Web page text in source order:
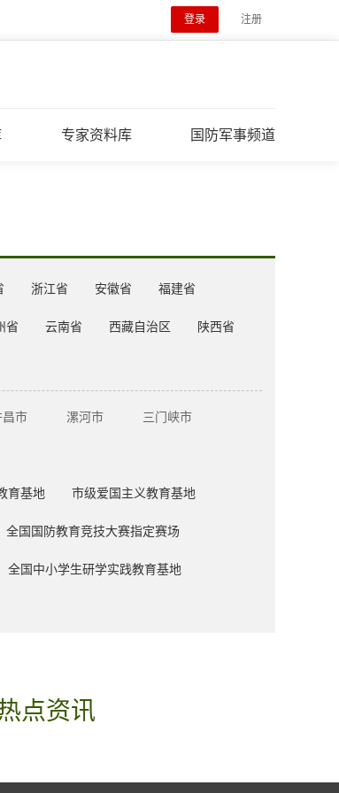
登录 注册
专家资料库 国防军事频道
浙江省 安徽省 福建省
省 云南省 西藏自治区 陕西省
昌市 漯河市 三门峡市
育基地 市级爱国主义教育基地
全国国防教育竞技大赛指定赛场
全国中小学生研学实践教育基地
点资讯